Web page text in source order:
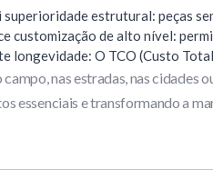
superioridade estrutural: peças
customização de alto nível:
longevidade: O TCO (Custo
campo, nas estradas, nas
essenciais e transformando a